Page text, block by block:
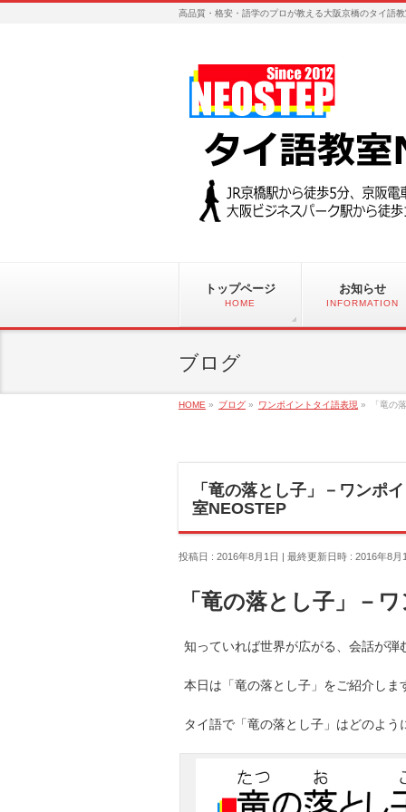
高品質・格安・語学のプロが教える大阪京橋のタイ語
トップページ
HOME
お知らせ
INFORMATION
ブログ
HOME » ブログ » ワンポイントタイ語表現 » 「竜の
「竜の落とし子」－ワンポ
室NEOSTEP
投稿日 : 2016年8月1日 最終更新日時 : 2016年8月
「竜の落とし子」－
知っていれば世界が広がる、会話が
本日は「竜の落とし子」をご紹介しま
タイ語で「竜の落とし子」はどのよ